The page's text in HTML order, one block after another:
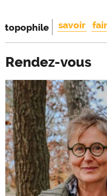
topophile savoir
Rendez-vous